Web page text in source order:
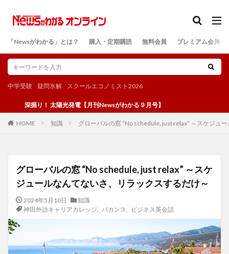
「Newsがわかる」とは？ 購入・定期購読 無料会員 プレミアム会員
中学受験 疑問氷解 スクールエコノミスト2026
掘り！ 太陽光発電【月刊Newsがわかる９月号】
HOME 知識 グローバルの窓 “No schedule, just relax” ～スケジュ
グローバルの窓 “No schedule, just relax” ～スケ
ジュールなんてないさ、リラックスするだけ～
2024年5月10日
知識
神田外語キャリアカレッジ
バカンス ビジネス英会話
検索